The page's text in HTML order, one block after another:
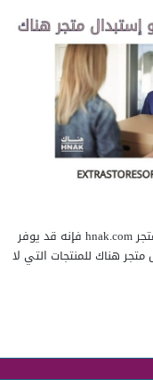
عند الشراء أون لاين من متجر hnak.com فإنه قد يوفر
هناك للمنتجات التي لا